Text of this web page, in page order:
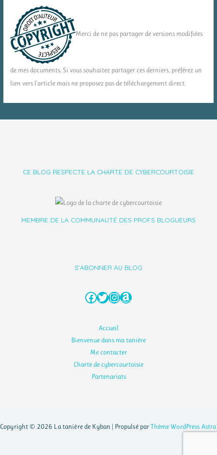
Merci de ne pas partager de versions modifiées
de mes documents. Si vous souhaitez partager ces derniers, préférez un
lien vers l'article mais ne proposez pas de téléchargement direct.
CE BLOG RESPECTE LA CHARTE DE CYBERCOURTOISIE
MEMBRE DE LA COMMUNAUTÉ DES PROFS BLOGUEURS
S'ABONNER AU BLOG
Facebook
Twitter
Instagram
Amazon
Accueil
Bienvenue dans ma tanière
Me contacter
Charte de cybercourtoisie
Partenariats
Copyright © 2026 La tanière de Kyban | Propulsé parThème WordPress Astra